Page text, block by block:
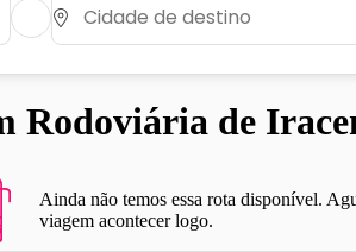
Rodoviária de
Ainda não temos essa rota disponível.
viagem acontecer logo.